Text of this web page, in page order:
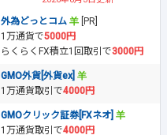
外為どっとコム
[PR]
1万通貨で5000円
らくらくFX積立1回取引で3000円
GMO外貨[外貨ex]
1万通貨取引で4000円
GMOクリック証券[FXネオ]
1万通貨取引で4000円